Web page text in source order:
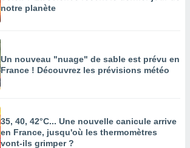
notre planète
Un nouveau "nuage" de sable est prévu en
France ! Découvrez les prévisions météo
35, 40, 42°C... Une nouvelle canicule arrive
en France, jusqu'où les thermomètres
vont-ils grimper ?